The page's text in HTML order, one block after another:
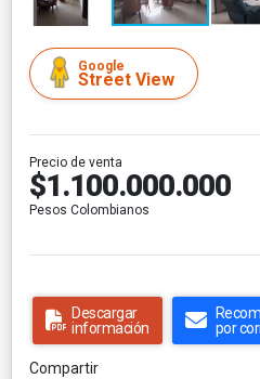
Google
Street View
Precio de venta
$1.100.000.000
Pesos Colombianos
Descargar
información
por
Compartir